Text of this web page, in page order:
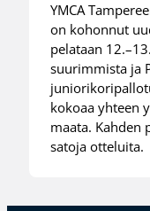
YMCA
on kohonnut
pelataan
suurimmista ja
kokoaa yhteen
maata. Kahden
satoja otteluita.